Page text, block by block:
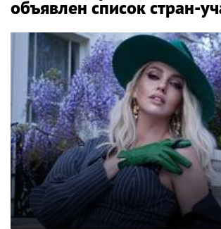
объявлен список стран-